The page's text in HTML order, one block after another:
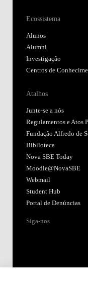
Ecossistema
Alunos
Alumni
Investigação
Centros de
Atalhos
Junte-se a nós
Regulamentos e Atos
Fundação Alfredo de
Biblioteca
Nova SBE Today
Moodle@NovaSBE
Webmail
Student Hub
Portal de Denúncias
Siga-nos